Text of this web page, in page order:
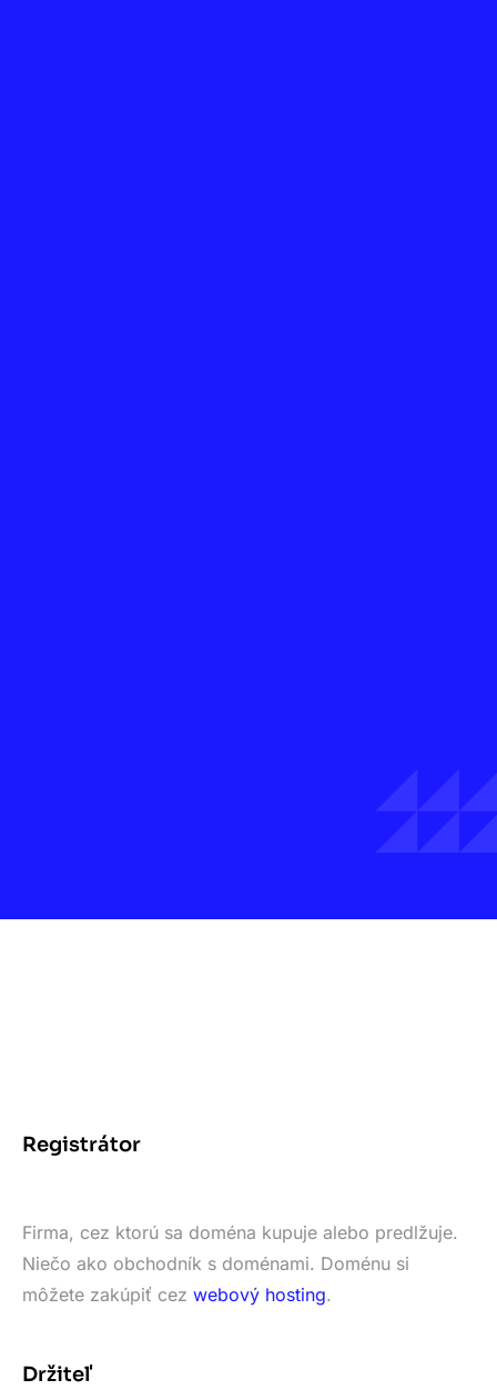
Registrátor
Firma, cez ktorú sa doména kupuje alebo predlžuje.
Niečo ako obchodník s doménami. Doménu si
môžete zakúpiť cez webový hosting.
Držiteľ